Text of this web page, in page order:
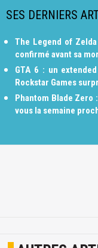
SES DERNIERS
The Legend of
confirmé avant sa
GTA 6 : un
Rockstar Games
Phantom Blade
vous la semaine